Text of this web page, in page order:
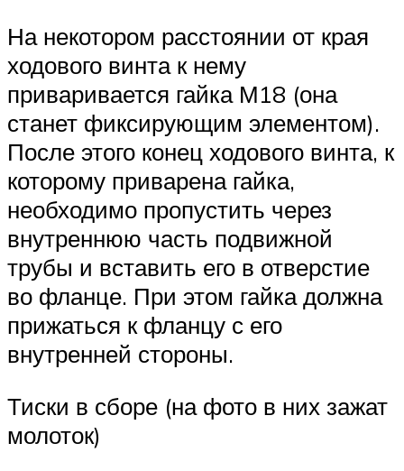
На некотором расстоянии от края
ходового винта к нему
приваривается гайка М18 (она
станет фиксирующим элементом).
После этого конец ходового винта, к
которому приварена гайка,
необходимо пропустить через
внутреннюю часть подвижной
трубы и вставить его в отверстие
во фланце. При этом гайка должна
прижаться к фланцу с его
внутренней стороны.
Тиски в сборе (на фото в них зажат
молоток)